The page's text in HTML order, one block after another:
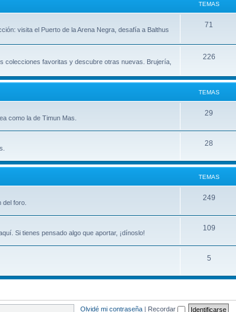
a
TEMAS
visita el Puerto de la Arena Negra, desafía a Balthus
71
m
colecciones favoritas y descubre otras nuevas. Brujería,
226T
a
TEMAS
como la de Timun Mas.
29
a
s
28
m
TEMAS
foro.
249T
m
a
Si tienes pensado algo que aportar, ¡dínoslo!
109T
a
5T
a
Olvidé mi contraseña | Recordar